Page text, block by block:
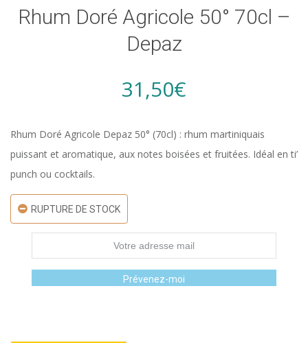
Rhum Doré Agricole 50° 70cl –
Depaz
31,50€
Rhum Doré Agricole Depaz 50° (70cl) : rhum martiniquais
puissant et aromatique, aux notes boisées et fruitées. Idéal en ti’
punch ou cocktails.
RUPTURE DE STOCK
Prévenez-moi